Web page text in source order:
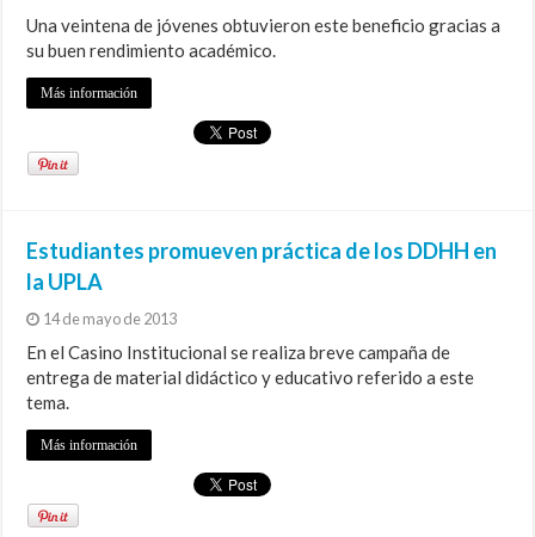
Una veintena de jóvenes obtuvieron este beneficio gracias a
su buen rendimiento académico.
Más información
Estudiantes promueven práctica de los DDHH en
la UPLA
14 de mayo de 2013
En el Casino Institucional se realiza breve campaña de
entrega de material didáctico y educativo referido a este
tema.
Más información